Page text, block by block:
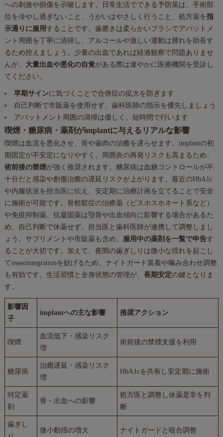
への刺激や損傷を示唆します。日常生活でできる予防策は、手術部
位を冷やし過ぎないこと、うがいはやさしく行うこと、処方薬を指
示通りに服用することです。歯磨きは柔らかいブラシでアバットメ
ント周囲を丁寧に清掃し、アルコールや激しい運動は腫れを助長す
るため控えましょう。少量の出血であれば経過観察で問題ありませ
んが、 大量出血や悪化の自覚がある際は速やかに医療機関を受診し
てください。
早期サインに気づくことで合併症の拡大を防ぎます
自己判断で市販薬を使用せず、歯科医師の指示を優先しましょう
アバットメント周囲の清掃は優しく、短時間で行います
喫煙・糖尿病・薬剤がimplantに与えるリアルな影響
喫煙は血流を悪化させ、骨や歯肉の治癒を遅らせます。implantの初
期固定が不安定になりやすく、周囲炎の再発リスクも高まるため、
術前後の禁煙が強く推奨されます。糖尿病は血糖コントロールが不
十分だと感染や創傷治癒の遅延リスクが上がります。最近のHbA1c
や内服状況を担当医に伝え、安定期に治療計画を立てることで安全
に施術が可能です。骨粗鬆症の治療薬（ビスホスホネート系など）
や免疫抑制薬、抗凝固薬は顎骨や出血傾向に影響する場合があるた
め、自己判断で休薬せず、担当医と歯科医師が連携して調整しまし
ょう。サプリメントや市販薬も含め、
服用中の薬剤を一覧で申告す
ることが大切です。加えて、夜間の歯ぎしりは微小な揺れを起こし
てosseointegrationを妨げるため、ナイトガード装着や噛み合わせ調整
も有効です。生活習慣と全身状態の管理が、 長期安定の鍵となりま
す。
影響因
子
implantへの主な影響 推奨アクション
喫煙
血流低下・感染リスク
増
術前後の禁煙支援を利用
糖尿病
治癒遅延・感染リスク
増
HbA1cを共有し安定期に施術
特定薬
剤
骨・出血への影響
処方医と調整し休薬是非を判
断
歯ぎし
微小動揺の増大 ナイトガードと咬合調整